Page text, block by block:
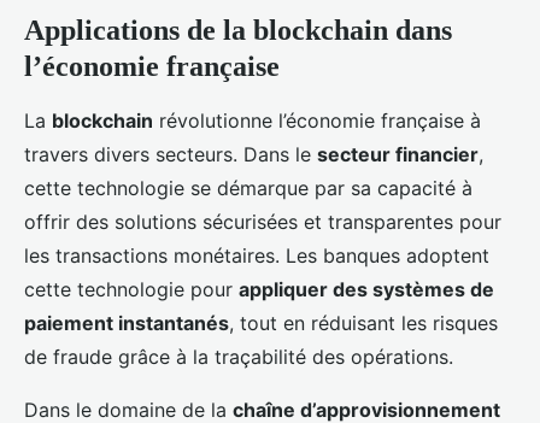
Applications de la blockchain dans
l’économie française
La blockchain révolutionne l’économie française à
travers divers secteurs. Dans le secteur financier,
cette technologie se démarque par sa capacité à
offrir des solutions sécurisées et transparentes pour
les transactions monétaires. Les banques adoptent
cette technologie pour appliquer des systèmes de
paiement instantanés, tout en réduisant les risques
de fraude grâce à la traçabilité des opérations.
Dans le domaine de la chaîne d’approvisionnement